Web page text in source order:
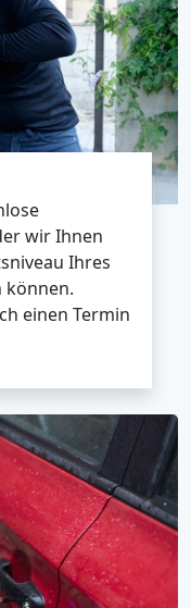
wir Ihnen
Ihres
können.
einen Termin